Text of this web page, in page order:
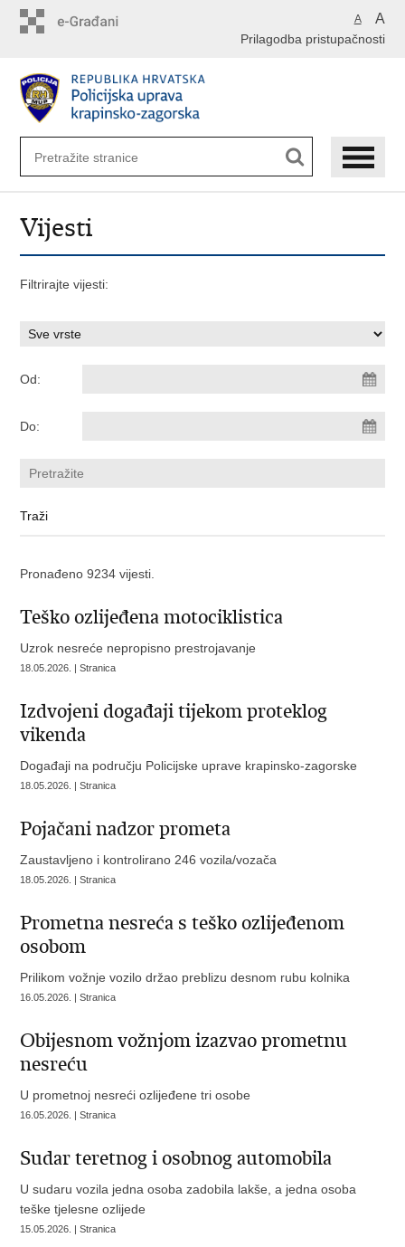
A A
Prilagodba pristupačnosti
Vijesti
Filtrirajte vijesti:
Od:
Do:
Pronađeno 9234 vijesti.
Teško ozlijeđena motociklistica
Uzrok nesreće nepropisno prestrojavanje
18.05.2026. | Stranica
Izdvojeni događaji tijekom proteklog
vikenda
Događaji na području Policijske uprave krapinsko-zagorske
18.05.2026. | Stranica
Pojačani nadzor prometa
Zaustavljeno i kontrolirano 246 vozila/vozača
18.05.2026. | Stranica
Prometna nesreća s teško ozlijeđenom
osobom
Prilikom vožnje vozilo držao preblizu desnom rubu kolnika
16.05.2026. | Stranica
Obijesnom vožnjom izazvao prometnu
nesreću
U prometnoj nesreći ozlijeđene tri osobe
16.05.2026. | Stranica
Sudar teretnog i osobnog automobila
U sudaru vozila jedna osoba zadobila lakše, a jedna osoba
teške tjelesne ozlijede
15.05.2026. | Stranica